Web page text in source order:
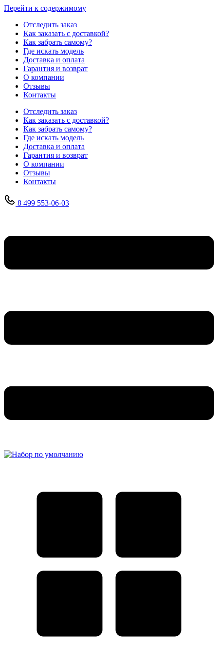
Перейти к содержимому
Отследить заказ
Как заказать с доставкой?
Как забрать самому?
Где искать модель
Доставка и оплата
Гарантия и возврат
О компании
Отзывы
Контакты
Отследить заказ
Как заказать с доставкой?
Как забрать самому?
Где искать модель
Доставка и оплата
Гарантия и возврат
О компании
Отзывы
Контакты
8 499 553-06-03